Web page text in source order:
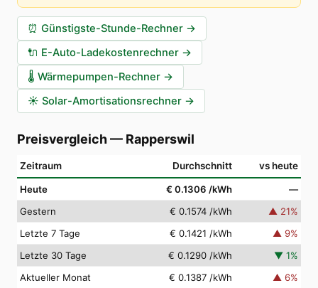
⏰ Günstigste-Stunde-Rechner →
🔌 E-Auto-Ladekostenrechner →
🌡️ Wärmepumpen-Rechner →
☀️ Solar-Amortisationsrechner →
Preisvergleich— Rapperswil
Zeitraum Durchschnitt vs heute
Heute € 0.1306 /kWh
—
Gestern
€ 0.1574 /kWh ▲ 21%
Letzte 7 Tage
€ 0.1421 /kWh ▲ 9%
Letzte 30 Tage
€ 0.1290 /kWh ▼ 1%
Aktueller Monat
€ 0.1387 /kWh ▲ 6%